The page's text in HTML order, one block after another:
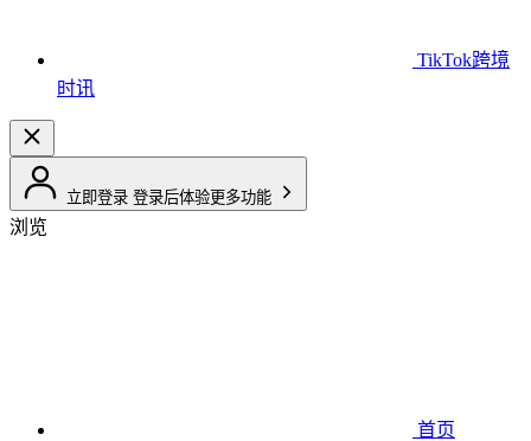
TikTok跨境
时讯
立即登录 登录后体验更多功能
浏览
首页